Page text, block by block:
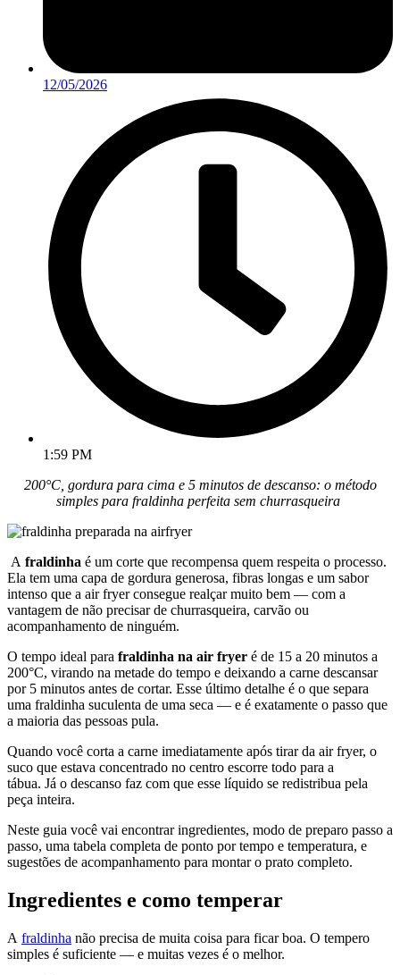
12/05/2026
1:59 PM
200°C, gordura para cima e 5 minutos de descanso: o método
simples para fraldinha perfeita sem churrasqueira
A fraldinha é um corte que recompensa quem respeita o processo.
Ela tem uma capa de gordura generosa, fibras longas e um sabor
intenso que a air fryer consegue realçar muito bem — com a
vantagem de não precisar de churrasqueira, carvão ou
acompanhamento de ninguém.
O tempo ideal para fraldinha na air fryer é de 15 a 20 minutos a
200°C, virando na metade do tempo e deixando a carne descansar
por 5 minutos antes de cortar. Esse último detalhe é o que separa
uma fraldinha suculenta de uma seca — e é exatamente o passo que
a maioria das pessoas pula.
Quando você corta a carne imediatamente após tirar da air fryer, o
suco que estava concentrado no centro escorre todo para a
tábua. Já o descanso faz com que esse líquido se redistribua pela
peça inteira.
Neste guia você vai encontrar ingredientes, modo de preparo passo a
passo, uma tabela completa de ponto por tempo e temperatura, e
sugestões de acompanhamento para montar o prato completo.
Ingredientes e como temperar
A fraldinha não precisa de muita coisa para ficar boa. O tempero
simples é suficiente — e muitas vezes é o melhor.